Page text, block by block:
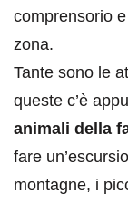
comprensorio
zona.
Tante sono le
queste c’è
animali della
fare
montagne, i